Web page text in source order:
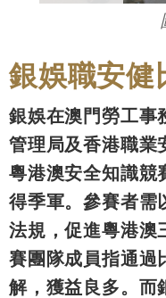
銀娛職安健
銀娛在澳門勞工事
管理局及香港職業
粵港澳安全知識競
得季軍。參賽者需
法規，促進粵港澳
賽團隊成員指通過
解，獲益良多。而